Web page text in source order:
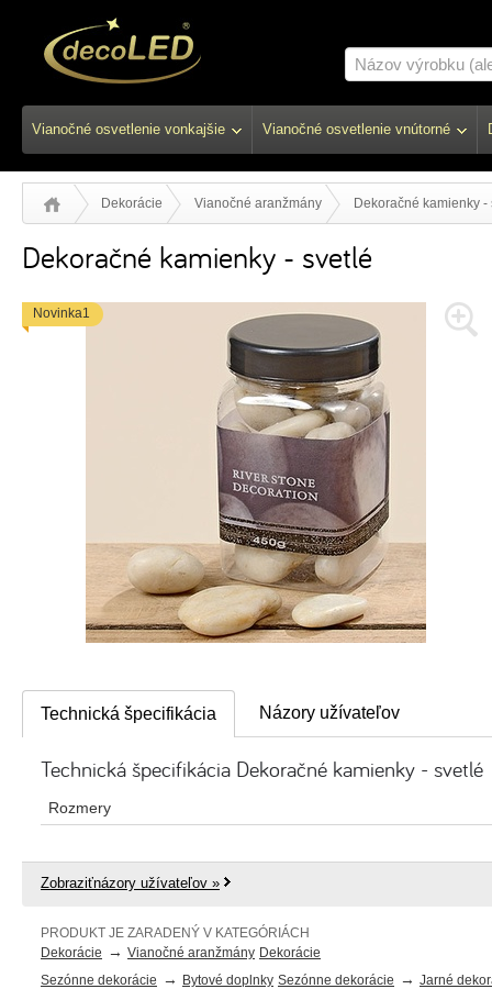
Vianočné osvetlenie vonkajšie Vianočné osvetlenie vnútorné
Dekorácie Vianočné aranžmány Dekoračné kamienky -
Dekoračné kamienky - svetlé
Novinka1
Technická špecifikácia Názory užívateľov
Technická špecifikácia Dekoračné kamienky - svetlé
Rozmery
Zobraziťnázory užívateľov »
PRODUKT JE ZARADENÝ V KATEGÓRIÁCH
Dekorácie → Vianočné aranžmány Dekorácie
Sezónne dekorácie → Bytové doplnky Sezónne dekorácie → Jarné